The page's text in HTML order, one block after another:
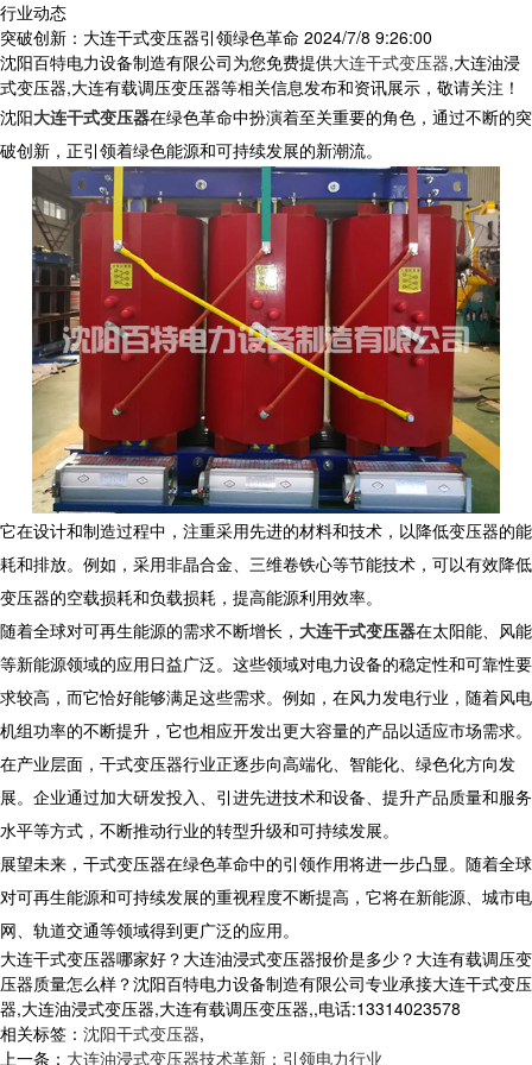
行业动态
突破创新：大连干式变压器引领绿色革命 2024/7/8 9:26:00
沈阳百特电力设备制造有限公司为您免费提供大连干式变压器,大连油浸
式变压器,大连有载调压变压器等相关信息发布和资讯展示，敬请关注！
沈阳大连干式变压器在绿色革命中扮演着至关重要的角色，通过不断的突
破创新，正引领着绿色能源和可持续发展的新潮流。
它在设计和制造过程中，注重采用先进的材料和技术，以降低变压器的能
耗和排放。例如，采用非晶合金、三维卷铁心等节能技术，可以有效降低
变压器的空载损耗和负载损耗，提高能源利用效率。
随着全球对可再生能源的需求不断增长， 大连干式变压器在太阳能、风能
等新能源领域的应用日益广泛。这些领域对电力设备的稳定性和可靠性要
求较高，而它恰好能够满足这些需求。例如，在风力发电行业，随着风电
机组功率的不断提升，它也相应开发出更大容量的产品以适应市场需求。
在产业层面，干式变压器行业正逐步向高端化、智能化、绿色化方向发
展。企业通过加大研发投入、引进先进技术和设备、提升产品质量和服务
水平等方式，不断推动行业的转型升级和可持续发展。
展望未来，干式变压器在绿色革命中的引领作用将进一步凸显。随着全球
对可再生能源和可持续发展的重视程度不断提高，它将在新能源、城市电
网、轨道交通等领域得到更广泛的应用。
大连干式变压器哪家好？大连油浸式变压器报价是多少？大连有载调压变
压器质量怎么样？沈阳百特电力设备制造有限公司专业承接大连干式变压
器,大连油浸式变压器,大连有载调压变压器,,电话:13314023578
相关标签： 沈阳干式变压器,
上一条： 大连油浸式变压器技术革新：引领电力行业